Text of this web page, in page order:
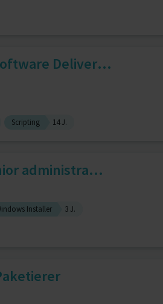
Deliver...
Scripting 14 J.
administra...
Installer
3 J.